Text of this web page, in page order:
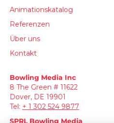
Animationskatalog
Referenzen
Über uns
Kontakt
Bowling Media Inc
8 The Green # 11622
Dover, DE 19901
Tel: + 1 302 524 9877
SPRL Bowling Media